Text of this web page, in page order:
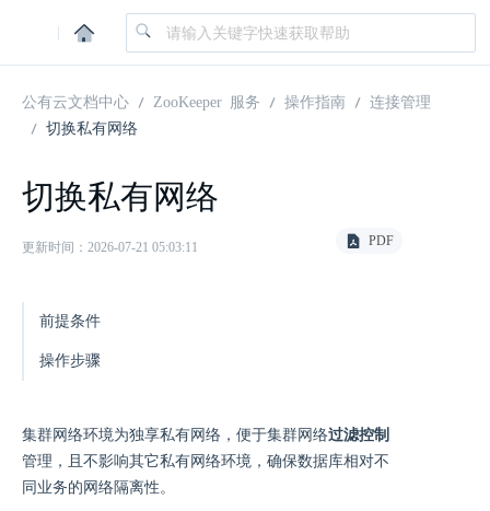
|
公有云文档中心 ZooKeeper 服务 操作指南
连接管理
切换私有网络
切换私有网络
更新时间：2026-07-21 05:03:11 PDF
前提条件
操作步骤
集群网络环境为独享私有网络，便于集群网络过滤控制
管理，且不影响其它私有网络环境，确保数据库相对不
同业务的网络隔离性。